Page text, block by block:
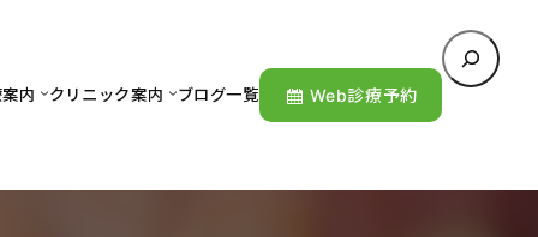
内 クリニック案内 ブログ一覧 Web診療予約
検
索